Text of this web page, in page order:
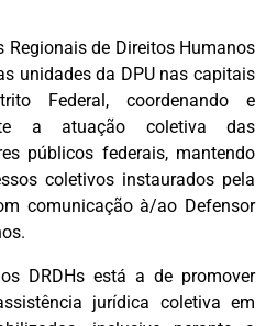
Regionais de Direitos Humanos
unidades da DPU nas capitais
Federal, coordenando e
a atuação coletiva das
públicos federais, mantendo
coletivos instaurados pela
comunicação à/ao Defensor
DRDHs está a de promover
jurídica coletiva em